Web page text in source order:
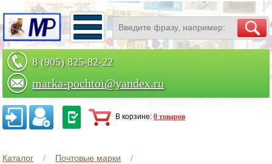
8 (905) 825-82-22
marka-pochtoi@yandex.ru
Заказать по телефону
В корзине: 0 товаров
Каталог
Почтовые марки